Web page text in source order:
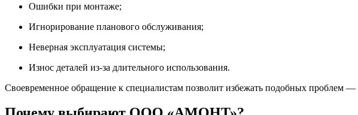
Ошибки при монтаже;
Игнорирование планового обслуживания;
Неверная эксплуатация системы;
Износ деталей из-за длительного использования.
Своевременное обращение к специалистам позволит избежать подобных проблем